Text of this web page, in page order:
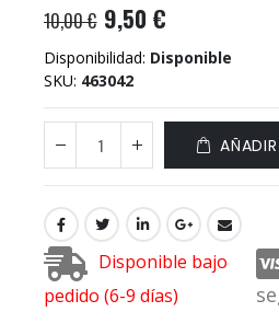
10,00 € 9,50 €
Disponibilidad: Disponible
SKU 463042
AÑADIR
Disponible bajo
pedido (6-9 días)